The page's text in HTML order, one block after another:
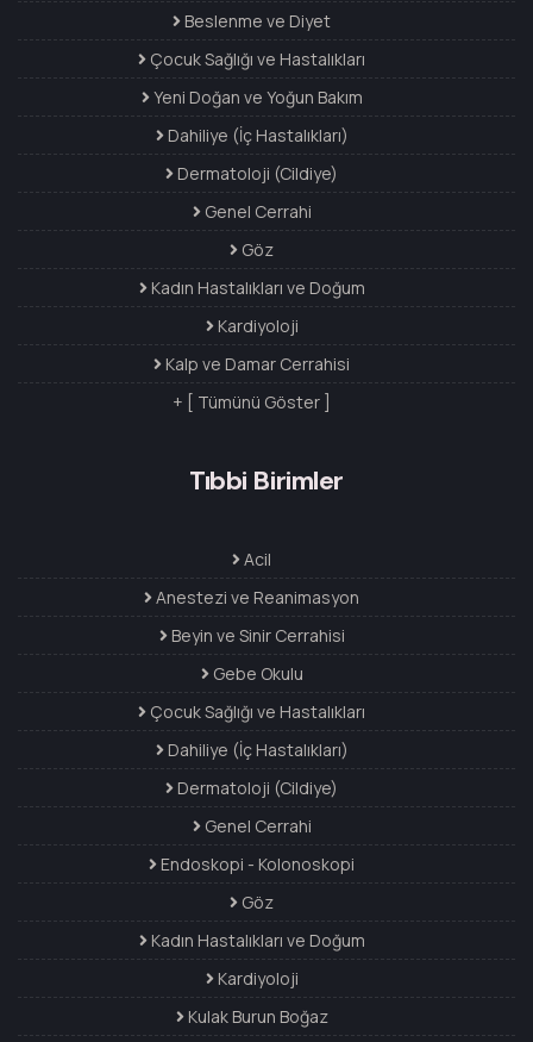
Beslenme ve Diyet
Çocuk Sağlığı ve Hastalıkları
Yeni Doğan ve Yoğun Bakım
Dahiliye (İç Hastalıkları)
Dermatoloji (Cildiye)
Genel Cerrahi
Göz
Kadın Hastalıkları ve Doğum
Kardiyoloji
Kalp ve Damar Cerrahisi
+ [ Tümünü Göster ]
Tıbbi Birimler
Acil
Anestezi ve Reanimasyon
Beyin ve Sinir Cerrahisi
Gebe Okulu
Çocuk Sağlığı ve Hastalıkları
Dahiliye (İç Hastalıkları)
Dermatoloji (Cildiye)
Genel Cerrahi
Endoskopi - Kolonoskopi
Göz
Kadın Hastalıkları ve Doğum
Kardiyoloji
Kulak Burun Boğaz